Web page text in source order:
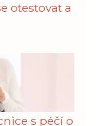
otestovat a
s péčí o